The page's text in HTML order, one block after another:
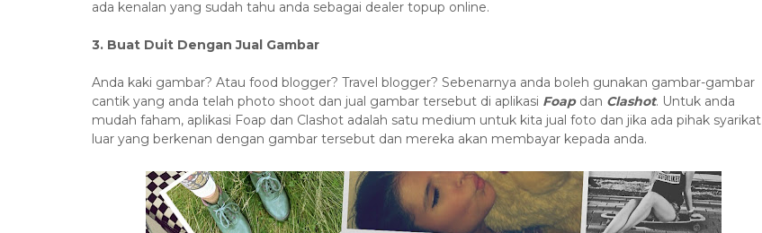
ada kenalan yang sudah tahu anda sebagai dealer topup online.
3. Buat Duit Dengan Jual Gambar
Anda kaki gambar? Atau food blogger? Travel blogger? Sebenarnya anda boleh gunakan gambar-gambar
cantik yang anda telah photo shoot dan jual gambar tersebut di aplikasi Foapdan Clashot. Untuk anda
mudah faham, aplikasi Foap dan Clashot adalah satu medium untuk kita jual foto dan jika ada pihak syarikat
luar yang berkenan dengan gambar tersebut dan mereka akan membayar kepada anda.